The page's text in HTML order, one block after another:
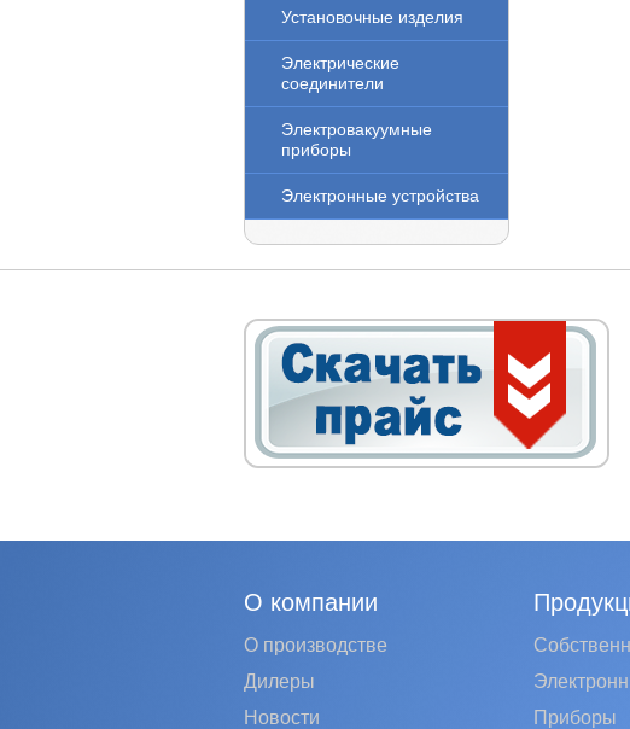
Установочные изделия
Электрические
соединители
Электровакуумные
приборы
Электронные устройства
О компании
О производстве
Дилеры
Новости
Приборы